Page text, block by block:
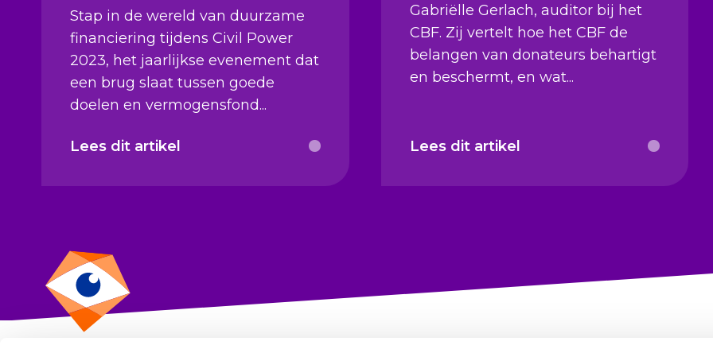
Stap in de wereld van duurzame
financiering tijdens Civil Power
2023, het jaarlijkse evenement dat
een brug slaat tussen goede
doelen en vermogensfond...
Lees dit artikel
Gabriëlle Gerlach, auditor bij het
CBF. Zij vertelt hoe het CBF de
belangen van donateurs behartigt
en beschermt, en wat...
Lees dit artikel